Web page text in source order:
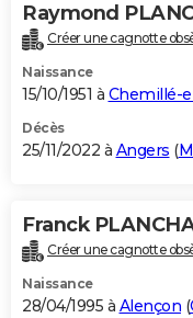
Raymond
Créer une cagnotte
Naissance
15/10/1951 à Chemillé-
Décès
25/11/2022 à Angers (
Franck
Créer une cagnotte
Naissance
28/04/1995 à Alençon (